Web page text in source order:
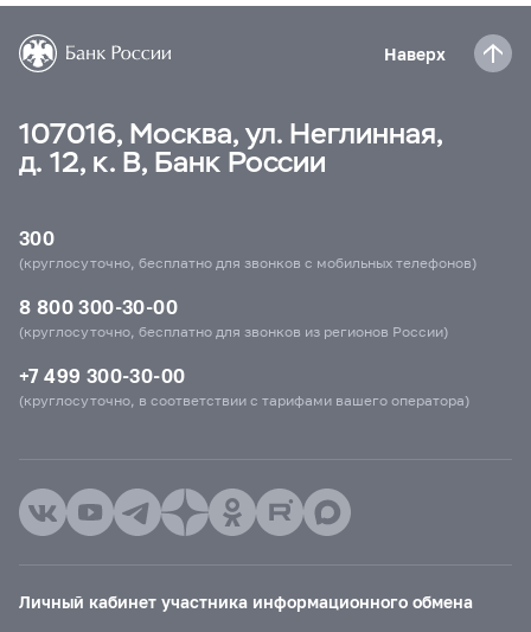
Наверх
107016, Москва, ул. Неглинная,
д. 12, к. В, Банк России
300
(круглосуточно, бесплатно для звонков с мобильных телефонов)
8 800 300-30-00
(круглосуточно, бесплатно для звонков из регионов России)
+7 499 300-30-00
(круглосуточно, в соответствии с тарифами вашего оператора)
Личный кабинет участника информационного обмена